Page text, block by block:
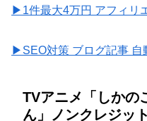
▶1件最大4万円 アフィリ
▶SEO対策 ブログ記事 自
TVアニメ「しかの
ん」ノンクレジッ